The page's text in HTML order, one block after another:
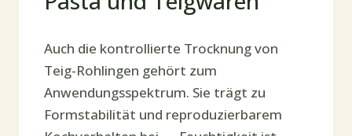
Auch die kontrollierte Trocknung von
Teig-Rohlingen gehört zum
Anwendungsspektrum. Sie trägt zu
Formstabilität und reproduzierbarem